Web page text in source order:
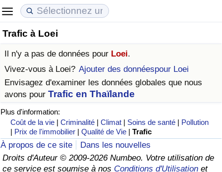
Trafic à Loei
Il n'y a pas de données pour Loei.
Vivez-vous à Loei? Ajouter des donnéespour Loei
Envisagez d'examiner les données globales que nous
avons pour Trafic en Thaïlande
Plus d'information:
Coût de la vie |Criminalité |Climat | Soins de santé | Pollution
| Prix de l'immobilier |Qualité de Vie |Trafic
À propos de ce site
Dans les nouvelles
Droits d'Auteur © 2009-2026 Numbeo. Votre utilisation de
ce service est soumise à nos Conditions d'Utilisation et
Coût de la vie
Indice du Coût de la Vie
Indice du coût de la vie par pays
à Akaba
Prix de l'immobilier
Indice des Prix de l'immobilier
Indice des Prix de l'immobilier par Pays
Qualité de Vie
Indice de Qualité de Vie (Actuel)
Indice de qualité de vie par pays
Criminalité
Indice de Criminalité (Actuel)